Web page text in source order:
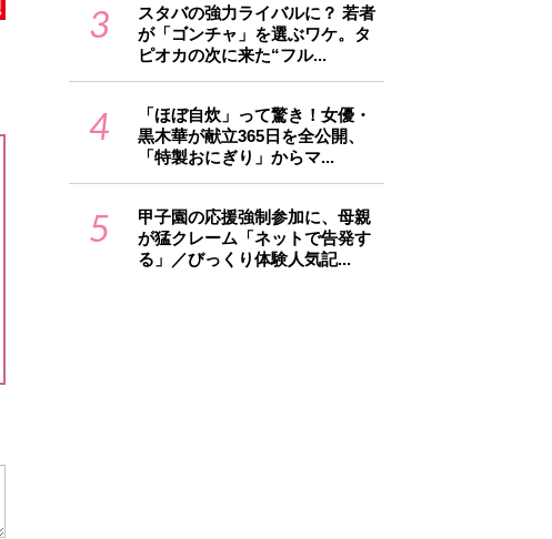
3
スタバの強力ライバルに？ 若者
が「ゴンチャ」を選ぶワケ。タ
ピオカの次に来た“フル...
4
「ほぼ自炊」って驚き！女優・
黒木華が献立365日を全公開、
「特製おにぎり」からマ...
5
甲子園の応援強制参加に、母親
が猛クレーム「ネットで告発す
る」／びっくり体験人気記...